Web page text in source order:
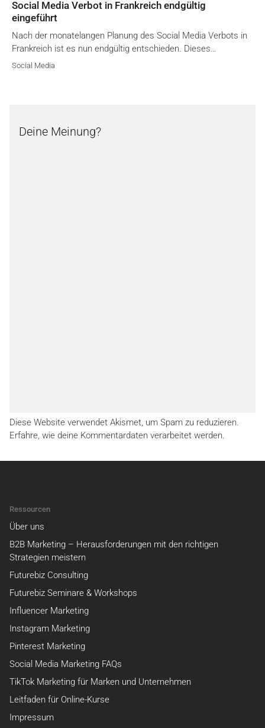
Social Media Verbot in Frankreich endgültig
eingeführt
Nach der monatelangen Planung des Social Media Verbots in
Frankreich ist es nun endgültig entschieden. Dieses…
Social Media
Deine Meinung?
Diese Website verwendet Akismet, um Spam zu reduzieren.
Erfahre, wie deine Kommentardaten verarbeitet werden.
Ressourcen
Über uns
B2B Marketing – Herausforderungen mit den richtigen
Strategien meistern
Futurebiz Consulting
Futurebiz Seminare & Workshops
Influencer Marketing
Instagram Marketing
Pinterest Marketing
Social Media Marketing FAQs
TikTok Marketing für Marken und Unternehmen
Leitfaden für Online-Kurse
Impressum